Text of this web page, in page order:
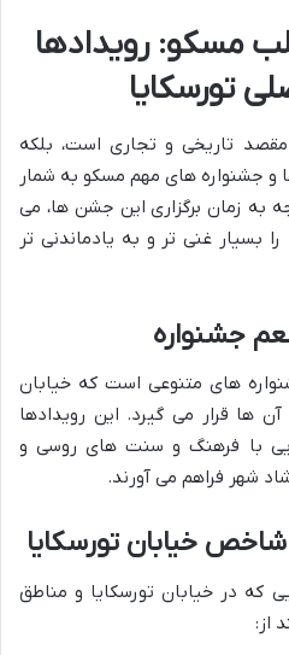
مسکو: رویدادها
تورسکایا
مقصد تاریخی و تجاری است، بلکه
و جشنواره های مهم مسکو به شمار
به زمان برگزاری این جشن ها، می
را بسیار غنی تر و به یادماندنی تر
جشنواره
های متنوعی است که خیابان
ها قرار می گیرد. این رویدادها
با فرهنگ و سنت های روسی و
شهر فراهم می آورند.
خیابان تورسکایا
که در خیابان تورسکایا و مناطق
از: